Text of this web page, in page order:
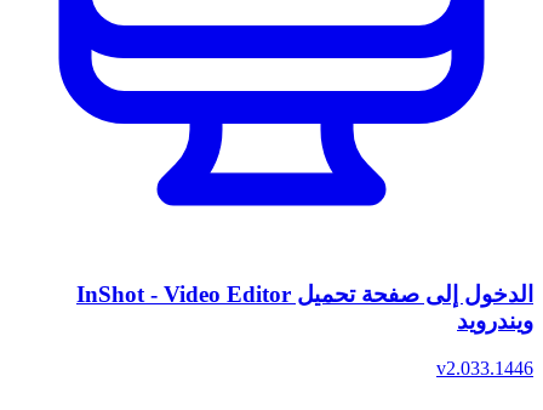
الدخول إلى صفحة تحميل InShot - Video Editor
ويندرويد
v2.033.1446